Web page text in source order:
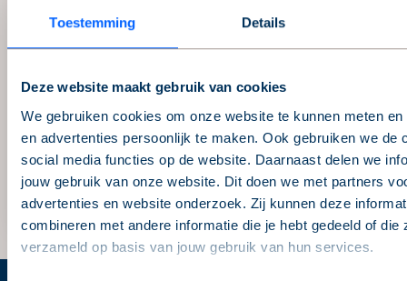
Toestemming Details
Deze website maakt gebruik van cookies
We gebruiken cookies om onze website te kunnen meten
en advertenties persoonlijk te maken. Ook gebruiken we de
social media functies op de website. Daarnaast delen we
jouw gebruik van onze website. Dit doen we met partners
advertenties en website onderzoek. Zij kunnen deze
combineren met andere informatie die je hebt gedeeld of die
verzameld op basis van jouw gebruik van hun services.
Auteur
25 september 2020
Deel dit bericht